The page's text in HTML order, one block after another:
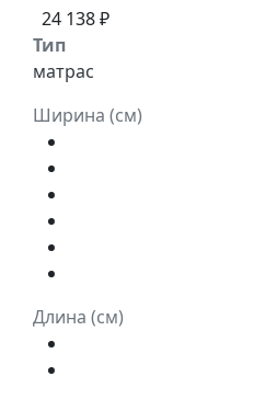
24 138 ₽
Тип
матрас
Ширина (см)
Длина (см)